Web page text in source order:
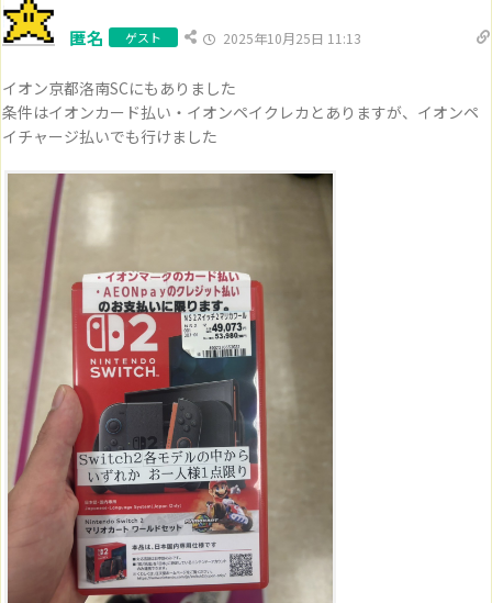
匿名 ゲスト 2025年10月25日 11:13
イオン京都洛南SCにもありました
条件はイオンカード払い・イオンペイクレカとありますが、イオンペ
イチャージ払いでも行けました